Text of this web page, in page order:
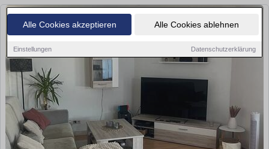
Alle Cookies akzeptieren Alle Cookies ablehnen
Einstellungen Datenschutzerklärung